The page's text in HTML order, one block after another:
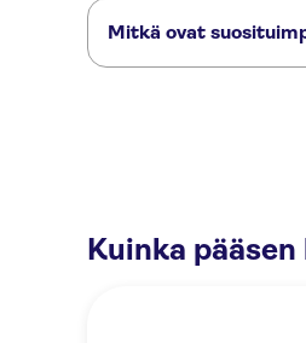
Mitkä ovat
Kuinka